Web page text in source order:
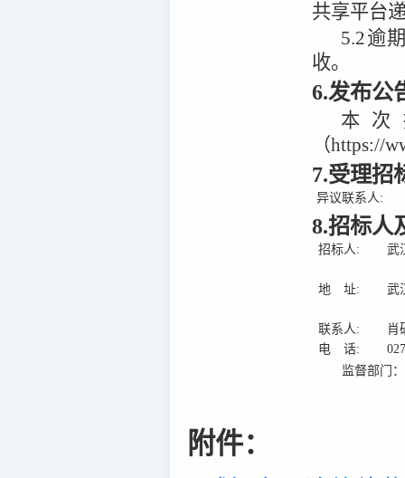
共享平台
5.2逾
收。
6.发布公
本
（https://
7.受理招
异议联系人:
8.招标人
招标人: 武
地 址: 武
联系人:
肖
电 话:
监督部门
附件：